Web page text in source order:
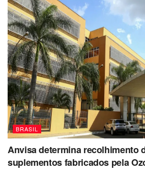
BRASIL
Anvisa determina recolhimento
suplementos fabricados pela